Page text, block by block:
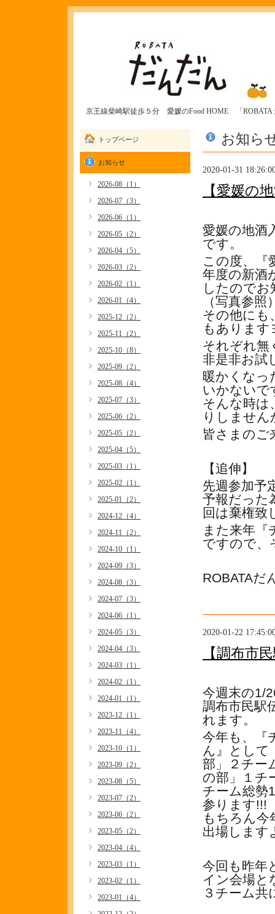
京王線柴崎駅徒歩５分 愛媛のFood HOME 「ROBATA
お知ら
2020-01-31
【愛媛の
愛媛の地酒
です。
この度、『
年度の新酒
したのでお
（写真参照
その他にも
もあります
それぞれ無
非是非お試
暖かくな
いかない
そんな時は
りしません
皆さまのご
【追伸】
先週参加予
予報だった
回は棄権致
また来年『
ですので、
ROBATA
2020-01-22
【調布市
今週末の1/
調布市民駅
れます。
今年も、『
ん』として
部」２チー
の部」１チ
チーム総勢
参ります!!!
もちろん今
出場しま
今回も昨年
イン会場と
３チーム共
トップページ
お知らせ
2026-08（1）
2026-07（3）
2026-06（1）
2026-05（2）
2026-04（5）
2026-03（2）
2026-02（1）
2026-01（4）
2025-12（2）
2025-11（2）
2025-10（8）
2025-09（2）
2025-08（4）
2025-07（3）
2025-06（2）
2025-05（2）
2025-04（5）
2025-03（1）
2025-02（1）
2025-01（2）
2024-12（4）
2024-11（2）
2024-10（1）
2024-09（3）
2024-08（3）
2024-07（3）
2024-06（1）
2024-05（3）
2024-04（3）
2024-03（1）
2024-02（1）
2024-01（1）
2023-12（1）
2023-11（4）
2023-10（1）
2023-09（2）
2023-08（5）
2023-07（2）
2023-06（2）
2023-05（2）
2023-04（4）
2023-03（1）
2023-02（1）
2023-01（4）